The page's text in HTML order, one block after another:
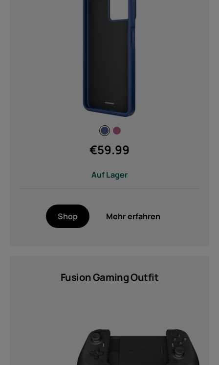
€59.99
Auf Lager
Shop Mehr erfahren
Fusion Gaming Outfit